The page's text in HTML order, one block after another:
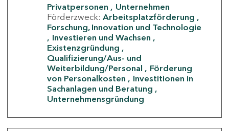
Privatpersonen
Unternehmen
Förderzweck: Arbeitsplatzförderung
Forschung, Innovation und Technologie
Investieren und Wachsen
Existenzgründung
Qualifizierung/Aus- und
Weiterbildung/Personal
Förderung
von Personalkosten
Investitionen in
Sachanlagen und Beratung
Unternehmensgründung